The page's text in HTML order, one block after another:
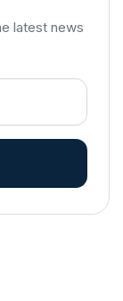
latest news